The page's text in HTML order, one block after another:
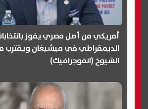
أمريكي من أصل مصري يفوز
الديمقراطي في ميشيغان
الشيوخ (انفوجرافيك)